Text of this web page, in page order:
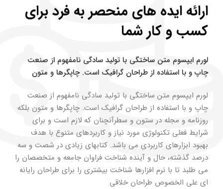
ارائه ایده های منحصر به فرد برای
کسب و کار شما
لورم ایپسوم متن ساختگی با تولید سادگی نامفهوم از صنعت
چاپ و با استفاده از طراحان گرافیک است. چاپگرها و متون
لورم ایپسوم متن ساختگی با تولید سادگی نامفهوم از صنعت
چاپ و با استفاده از طراحان گرافیک است. چاپگرها و متون بلکه
روزنامه و مجله در ستون و سطرآنچنان که لازم است و برای
شرایط فعلی تکنولوژی مورد نیاز و کاربردهای متنوع با هدف
بهبود ابزارهای کاربردی می باشد. کتابهای زیادی در شصت و سه
درصد گذشته، حال و آینده شناخت فراوان جامعه و متخصصان را
می طلبد تا با نرم افزارها شناخت بیشتری را برای طراحان رایانه
ای علی الخصوص طراحان خلاقی